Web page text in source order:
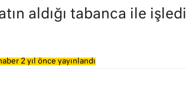
aldığı tabanca ile
2 yıl önce yayınlandı